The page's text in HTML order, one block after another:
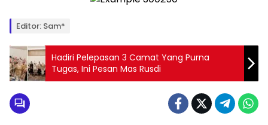
Editor: Sam*
Hadiri Pelepasan 3 Camat Yang Purna
Tugas, Ini Pesan Mas Rusdi